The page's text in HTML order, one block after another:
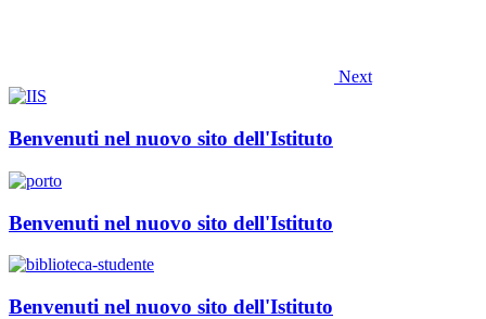
Next
Benvenuti nel nuovo sito dell'Istituto
Benvenuti nel nuovo sito dell'Istituto
Benvenuti nel nuovo sito dell'Istituto